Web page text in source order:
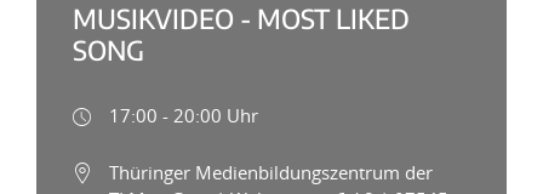
MUSIKVIDEO - MOST LIKED
SONG
17:00 - 20:00 Uhr
Thüringer Medienbildungszentrum der